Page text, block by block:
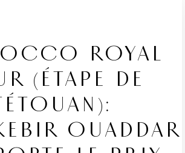
ROYAL
(ÉTAPE DE
OUADDAR